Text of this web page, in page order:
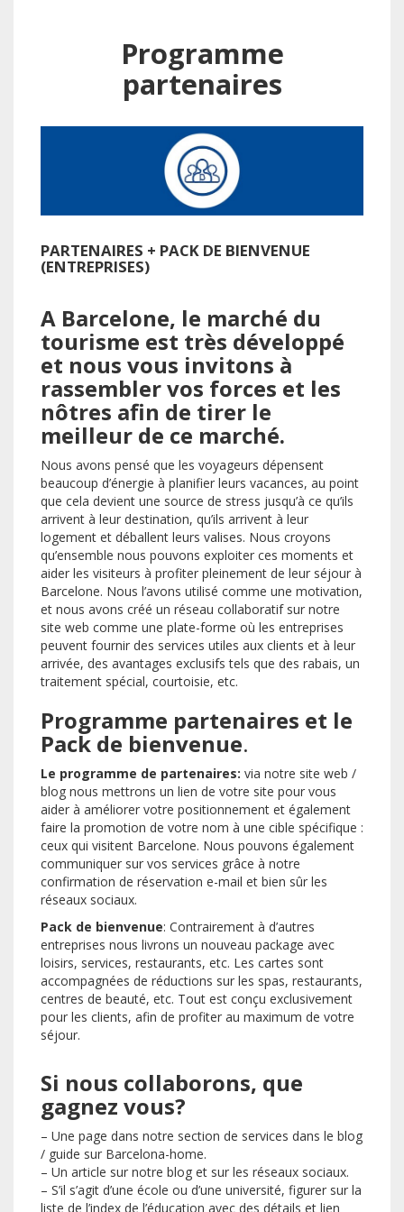
Programme
partenaires
PARTENAIRES + PACK DE BIENVENUE
(ENTREPRISES)
A Barcelone, le marché du
tourisme est très développé
et nous vous invitons à
rassembler vos forces et les
nôtres afin de tirer le
meilleur de ce marché.
Nous avons pensé que les voyageurs dépensent
beaucoup d’énergie à planifier leurs vacances, au point
que cela devient une source de stress jusqu’à ce qu’ils
arrivent à leur destination, qu’ils arrivent à leur
logement et déballent leurs valises. Nous croyons
qu’ensemble nous pouvons exploiter ces moments et
aider les visiteurs à profiter pleinement de leur séjour à
Barcelone. Nous l’avons utilisé comme une motivation,
et nous avons créé un réseau collaboratif sur notre
site web comme une plate-forme où les entreprises
peuvent fournir des services utiles aux clients et à leur
arrivée, des avantages exclusifs tels que des rabais, un
traitement spécial, courtoisie, etc.
Programme partenaires et le
Pack de bienvenue.
Le programme de partenaires: via notre site web /
blog nous mettrons un lien de votre site pour vous
aider à améliorer votre positionnement et également
faire la promotion de votre nom à une cible spécifique :
ceux qui visitent Barcelone. Nous pouvons également
communiquer sur vos services grâce à notre
confirmation de réservation e-mail et bien sûr les
réseaux sociaux.
Pack de bienvenue: Contrairement à d’autres
entreprises nous livrons un nouveau package avec
loisirs, services, restaurants, etc. Les cartes sont
accompagnées de réductions sur les spas, restaurants,
centres de beauté, etc. Tout est conçu exclusivement
pour les clients, afin de profiter au maximum de votre
séjour.
Si nous collaborons, que
gagnez vous?
– Une page dans notre section de services dans le blog
/ guide sur Barcelona-home.
– Un article sur notre blog et sur les réseaux sociaux.
– S’il s’agit d’une école ou d’une université, figurer sur la
liste de l’index de l’éducation avec des détails et lien